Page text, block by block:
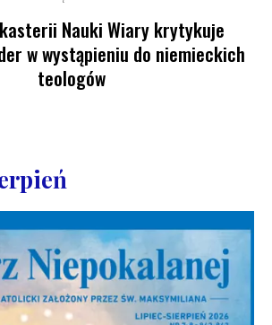
Nauki Wiary krytykuje
w wystąpieniu do niemieckich
teologów